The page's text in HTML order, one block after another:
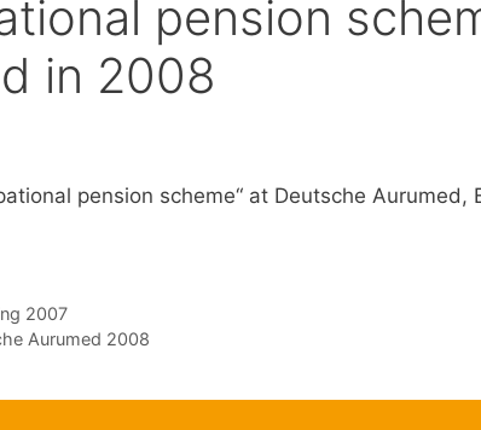
pension
in 2008
pension scheme“ at Deutsche Aurumed,
2007
Aurumed 2008